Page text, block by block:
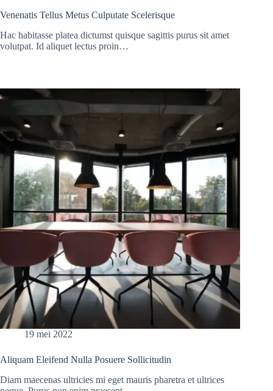
Venenatis Tellus Metus Culputate Scelerisque
Hac habitasse platea dictumst quisque sagittis purus sit amet
volutpat. Id aliquet lectus proin…
19 mei 2022
Aliquam Eleifend Nulla Posuere Sollicitudin
Diam maecenas ultricies mi eget mauris pharetra et ultrices